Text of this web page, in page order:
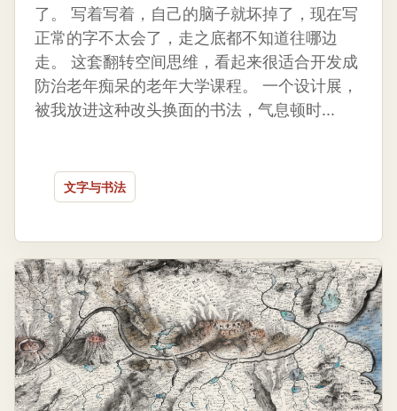
了。 写着写着，自己的脑子就坏掉了，现在写
正常的字不太会了，走之底都不知道往哪边
走。 这套翻转空间思维，看起来很适合开发成
防治老年痴呆的老年大学课程。 一个设计展，
被我放进这种改头换面的书法，气息顿时...
文字与书法